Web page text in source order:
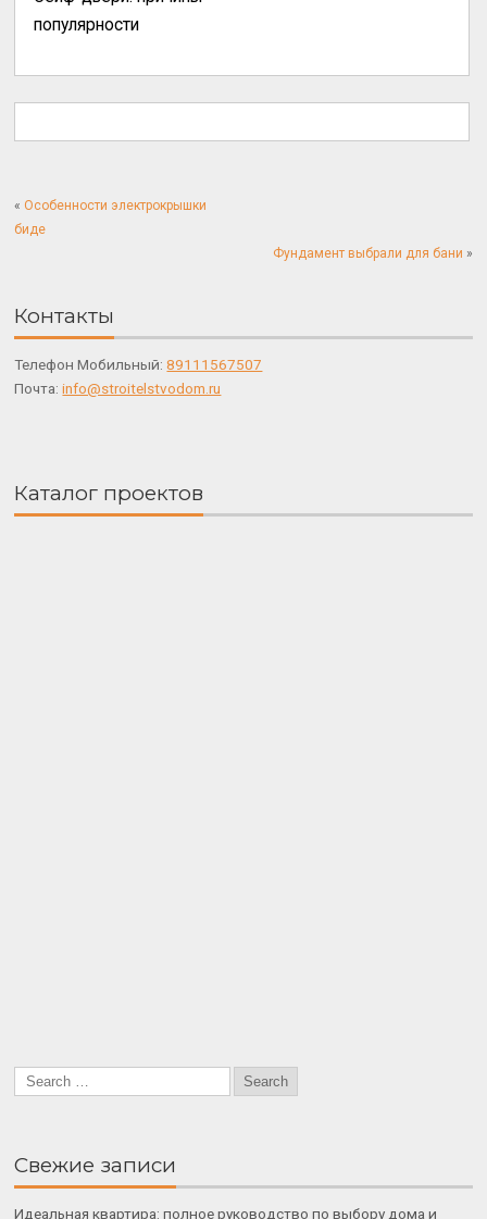
популярности
« Особенности электрокрышки
биде
Фундамент выбрали для бани »
Контакты
Телефон Мобильный:89111567507
Почта:info@stroitelstvodom.ru
Каталог проектов
Свежие записи
Идеальная квартира: полное руководство по выбору дома и